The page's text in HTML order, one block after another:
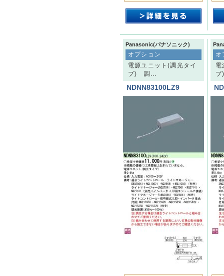
Panasonic(パナソニック)
オプション
電源ユニット(調光タイ
プ) 調...
NDNN83100LZ9
オ
電